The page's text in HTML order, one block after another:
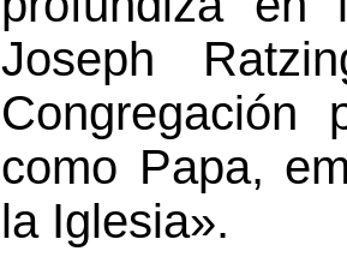
Joseph
como Papa,
la Iglesia».